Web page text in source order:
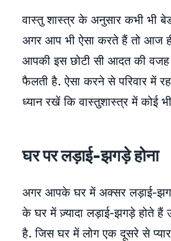
वास्तु शास्त्र के अनुसार कभी भी
अगर आप भी ऐसा करते हैं तो आज
आपकी इस छोटी सी आदत की वजह
फैलती है. ऐसा करने से परिवार में
ध्यान रखें कि वास्तुशास्त्र में कोई
घर पर लड़ाई-झगड़े होना
अगर आपके घर में अक्सर लड़ाई-झगड़े
के घर में ज़्यादा लड़ाई-झगड़े होते हैं
है. जिस घर में लोग एक दूसरे से